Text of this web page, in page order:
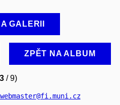
GALERII
ZPĚT NA ALBUM
3 / 9)
webmaster@fi.muni.cz